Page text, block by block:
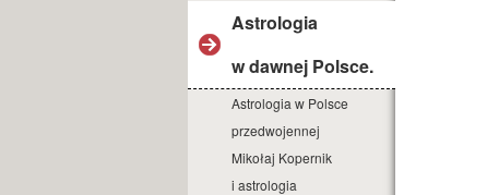
Astrologia
w dawnej Polsce.
Astrologia w Polsce
przedwojennej
Mikołaj Kopernik
i astrologia